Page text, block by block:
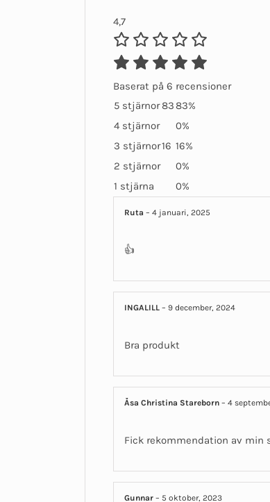
4,7
Baserat på 6 recensioner
5 stjärnor8383%
4 stjärnor
0%
3 stjärnor16 16%
2 stjärnor
0%
1 stjärna
0%
Ruta – 4 januari, 2025
👍
INGALILL – 9 december, 2024
Bra produkt
Åsa Christina Stareborn – 4
Fick rekommendation av min
Gunnar – 5 oktober, 2023